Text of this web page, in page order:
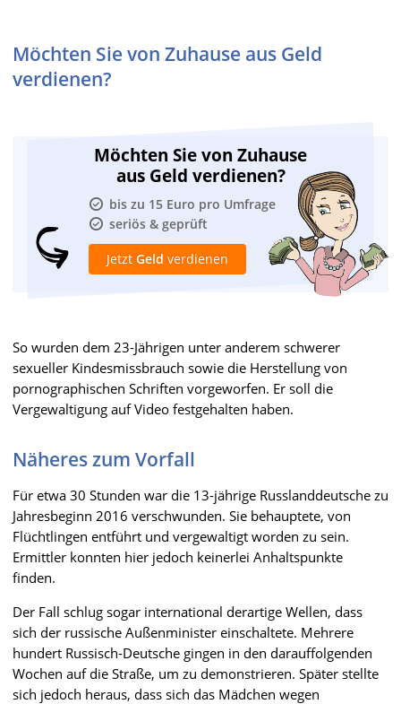
Möchten Sie von Zuhause aus Geld
verdienen?
Möchten Sie von Zuhause
aus Geld verdienen?
bis zu 15 Euro pro Umfrage
seriös & geprüft
Jetzt Geld verdienen
So wurden dem 23-Jährigen unter anderem schwerer
sexueller Kindesmissbrauch sowie die Herstellung von
pornographischen Schriften vorgeworfen. Er soll die
Vergewaltigung auf Video festgehalten haben.
Näheres zum Vorfall
Für etwa 30 Stunden war die 13-jährige Russlanddeutsche zu
Jahresbeginn 2016 verschwunden. Sie behauptete, von
Flüchtlingen entführt und vergewaltigt worden zu sein.
Ermittler konnten hier jedoch keinerlei Anhaltspunkte
finden.
Der Fall schlug sogar international derartige Wellen, dass
sich der russische Außenminister einschaltete. Mehrere
hundert Russisch-Deutsche gingen in den darauffolgenden
Wochen auf die Straße, um zu demonstrieren. Später stellte
sich jedoch heraus, dass sich das Mädchen wegen